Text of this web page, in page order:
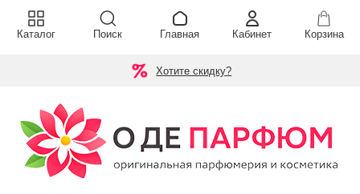
Хотите скидку?
Каталог Поиск Главная Кабинет Корзина